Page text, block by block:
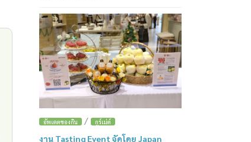
อัพเดตของกิน / กูร์เม่ต์
งาน Tasting Event จัดโดย Japan